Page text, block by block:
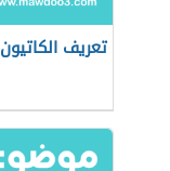
تعريف الكاتيون